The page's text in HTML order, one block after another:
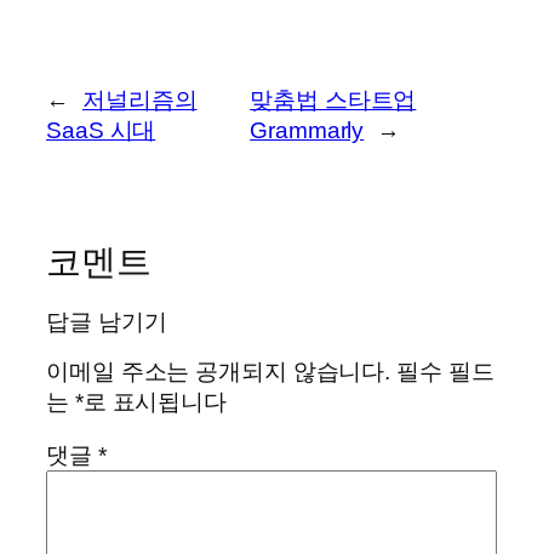
←
저널리즘의
SaaS 시대
맞춤법 스타트업
Grammarly
→
코멘트
답글 남기기
이메일 주소는 공개되지 않습니다. 필수 필드
는 *로 표시됩니다
댓글 *